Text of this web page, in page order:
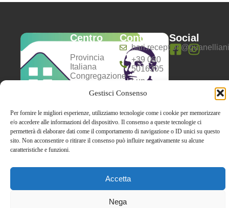
Gestisci Consenso
Per fornire le migliori esperienze, utilizziamo tecnologie come i cookie per memorizzare
e/o accedere alle informazioni del dispositivo. Il consenso a queste tecnologie ci
permetterà di elaborare dati come il comportamento di navigazione o ID unici su questo
sito. Non acconsentire o ritirare il consenso può influire negativamente su alcune
caratteristiche e funzioni.
Accetta
Nega
Centro
Provincia
Italiana
Congregazione
Opera don
Guanella
P.I.01084241007
C.F.
Contatti
+39 080
5016305
Lun-
Dom:
13:00 |
16:00 -
20:00
Social